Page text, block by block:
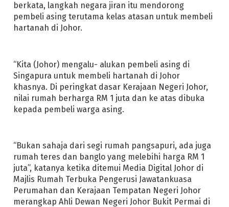
berkata, langkah negara jiran itu mendorong
pembeli asing terutama kelas atasan untuk membeli
hartanah di Johor.
“Kita (Johor) mengalu- alukan pembeli asing di
Singapura untuk membeli hartanah di Johor
khasnya. Di peringkat dasar Kerajaan Negeri Johor,
nilai rumah berharga RM 1 juta dan ke atas dibuka
kepada pembeli warga asing.
“Bukan sahaja dari segi rumah pangsapuri, ada juga
rumah teres dan banglo yang melebihi harga RM 1
juta”, katanya ketika ditemui Media Digital Johor di
Majlis Rumah Terbuka Pengerusi Jawatankuasa
Perumahan dan Kerajaan Tempatan Negeri Johor
merangkap Ahli Dewan Negeri Johor Bukit Permai di